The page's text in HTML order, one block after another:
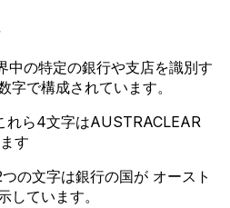
中の特定の銀行や支店を識別す
字で構成されています。
れら4文字はAUSTRACLEAR
す
つの文字は銀行の国が オースト
しています。